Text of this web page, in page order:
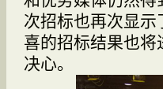
次招标也再次显
喜的招标结果也
决心。